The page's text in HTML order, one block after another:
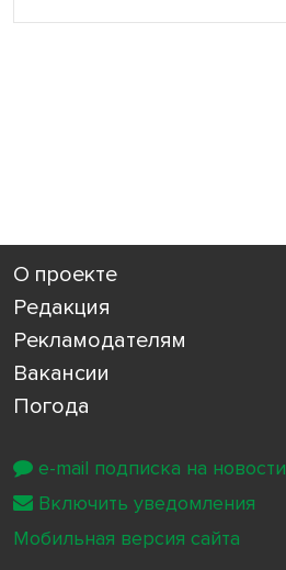
О проекте
Редакция
Рекламодателям
Вакансии
Погода
e-mail подписка на новости
Включить уведомления
Мобильная версия сайта